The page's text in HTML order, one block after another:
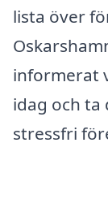
lista över
informerat
idag och
stressfri